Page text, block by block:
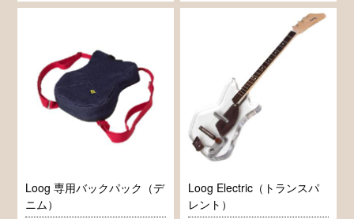
Loog 専用バックパック（デ
ニム）
Loog Electric（トランスパ
レント）